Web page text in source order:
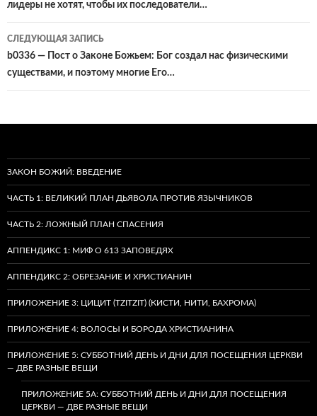
записям
лидеры не хотят, чтобы их последователи…
СЛЕДУЮЩАЯ ЗАПИСЬ
b0336 — Пост о Законе Божьем: Бог создал нас физическими
существами, и поэтому многие Его…
ЗАКОН БОЖИЙ: ВВЕДЕНИЕ
ЧАСТЬ 1: ВЕЛИКИЙ ПЛАН ДЬЯВОЛА ПРОТИВ ЯЗЫЧНИКОВ
ЧАСТЬ 2: ЛОЖНЫЙ ПЛАН СПАСЕНИЯ
АППЕНДИКС 1: МИФ О 613 ЗАПОВЕДЯХ
АППЕНДИКС 2: ОБРЕЗАНИЕ И ХРИСТИАНИН
ПРИЛОЖЕНИЕ 3: ЦИЦИТ (TZITZIT) (КИСТИ, НИТИ, БАХРОМА)
ПРИЛОЖЕНИЕ 4: ВОЛОСЫ И БОРОДА ХРИСТИАНИНА
ПРИЛОЖЕНИЕ 5: СУББОТНИЙ ДЕНЬ И ДНИ ДЛЯ ПОСЕЩЕНИЯ ЦЕРКВИ
— ДВЕ РАЗНЫЕ ВЕЩИ
ПРИЛОЖЕНИЕ 5A: СУББОТНИЙ ДЕНЬ И ДНИ ДЛЯ ПОСЕЩЕНИЯ
ЦЕРКВИ — ДВЕ РАЗНЫЕ ВЕЩИ